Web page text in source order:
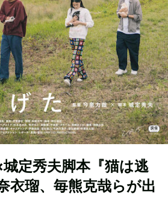
定秀夫脚本『猫は逃
衣瑠、毎熊克哉らが出